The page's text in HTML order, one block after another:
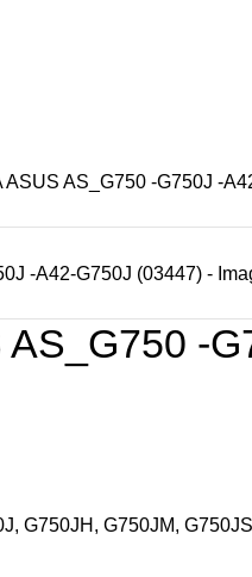
ASUS AS_G750 -G750J -
AS_G750 -
G750JH, G750JM, G750JS